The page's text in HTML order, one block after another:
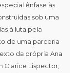
ênfase às
sob uma
à luta pela
de uma parceria
da própria Ana
Clarice Lispector,